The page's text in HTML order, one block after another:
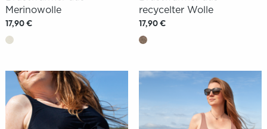
Merinowolle
17,90 €
recycelter Wolle
17,90 €